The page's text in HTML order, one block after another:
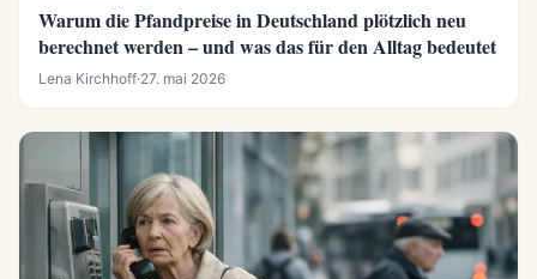
Warum die Pfandpreise in Deutschland plötzlich neu
berechnet werden – und was das für den Alltag bedeutet
Lena Kirchhoff·27. mai 2026